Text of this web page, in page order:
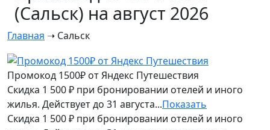
(Сальск) на август 2026
Главная ➝ Сальск
Промокод 1500₽ от Яндекс Путешествия
Скидка 1 500 ₽ при бронировании отелей и иного
жилья. Действует до 31 августа...Показать
Скидка 1 500 ₽ при бронировании отелей и иного